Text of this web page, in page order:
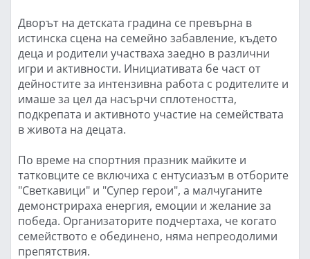
Дворът на детската градина се превърна в
истинска сцена на семейно забавление, където
деца и родители участваха заедно в различни
игри и активности. Инициативата бе част от
дейностите за интензивна работа с родителите и
имаше за цел да насърчи сплотеността,
подкрепата и активното участие на семействата
в живота на децата.
По време на спортния празник майките и
татковците се включиха с ентусиазъм в отборите
"Светкавици" и "Супер герои", а малчуганите
демонстрираха енергия, емоции и желание за
победа. Организаторите подчертаха, че когато
семейството е обединено, няма непреодолими
препятствия.